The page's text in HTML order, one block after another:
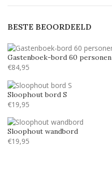
BESTE BEOORDEELD
Gastenboek-bord 60 personen
€84,95
Sloophout bord S
€19,95
Sloophout wandbord
€19,95